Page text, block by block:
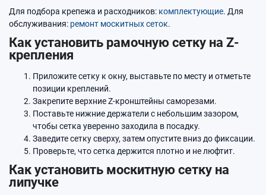
Для подбора крепежа и расходников: комплектующие. Для
обслуживания: ремонт москитных сеток.
Как установить рамочную сетку на Z-
крепления
Приложите сетку к окну, выставьте по месту и отметьте
позиции креплений.
Закрепите верхние Z-кронштейны саморезами.
Поставьте нижние держатели с небольшим зазором,
чтобы сетка уверенно заходила в посадку.
Заведите сетку сверху, затем опустите вниз до фиксации.
Проверьте, что сетка держится плотно и не люфтит.
Как установить москитную сетку на
липучке